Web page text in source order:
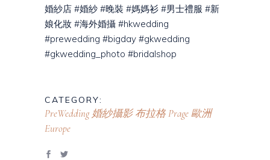
婚紗店 #婚紗 #晚裝 #媽媽衫 #男士禮服 #新
娘化妝 #海外婚攝 #hkwedding
#prewedding #bigday #gkwedding
#gkwedding_photo #bridalshop
CATEGORY:
PreWedding 婚紗攝影 布拉格 Prage歐洲
Europe